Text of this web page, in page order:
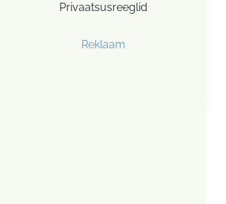
Privaatsusreeglid
Reklaam